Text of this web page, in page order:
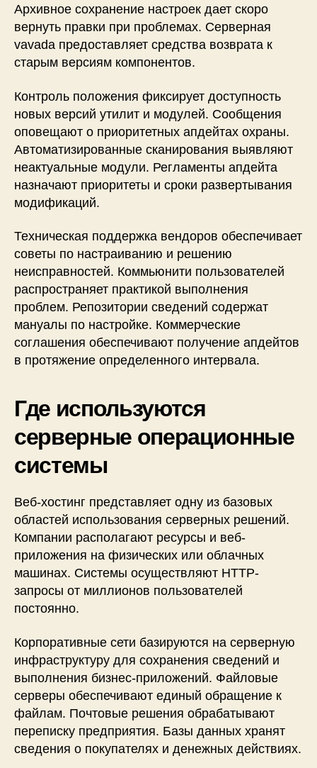
Архивное сохранение настроек дает скоро
вернуть правки при проблемах. Серверная
vavada предоставляет средства возврата к
старым версиям компонентов.
Контроль положения фиксирует доступность
новых версий утилит и модулей. Сообщения
оповещают о приоритетных апдейтах охраны.
Автоматизированные сканирования выявляют
неактуальные модули. Регламенты апдейта
назначают приоритеты и сроки развертывания
модификаций.
Техническая поддержка вендоров обеспечивает
советы по настраиванию и решению
неисправностей. Коммьюнити пользователей
распространяет практикой выполнения
проблем. Репозитории сведений содержат
мануалы по настройке. Коммерческие
соглашения обеспечивают получение апдейтов
в протяжение определенного интервала.
Где используются
серверные операционные
системы
Веб-хостинг представляет одну из базовых
областей использования серверных решений.
Компании располагают ресурсы и веб-
приложения на физических или облачных
машинах. Системы осуществляют HTTP-
запросы от миллионов пользователей
постоянно.
Корпоративные сети базируются на серверную
инфраструктуру для сохранения сведений и
выполнения бизнес-приложений. Файловые
серверы обеспечивают единый обращение к
файлам. Почтовые решения обрабатывают
переписку предприятия. Базы данных хранят
сведения о покупателях и денежных действиях.